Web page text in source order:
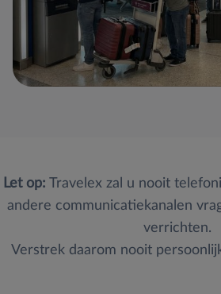
Let op: Travelex zal u nooit
andere communicatiekanalen
verrichten.
Verstrek daarom nooit